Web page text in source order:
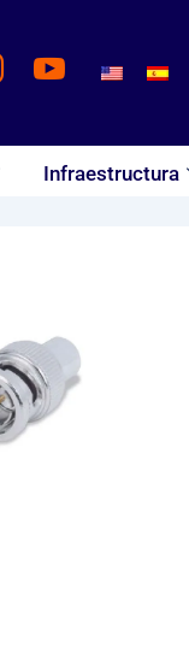
Infraestructura